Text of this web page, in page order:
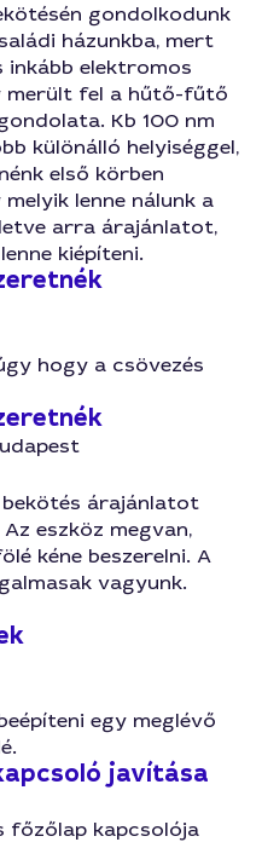
gondolkodunk
házunkba, mert
inkább elektromos
merült fel a hűtő-fűtő
Kb 100 nm
különálló helyiséggel,
első körben
lenne nálunk a
arra árajánlatot,
kiépíteni.
hogy a csövezés
bekötés árajánlatot
eszköz megvan,
kéne beszerelni. A
vagyunk.
egy meglévő
javítása
főzőlap kapcsolója